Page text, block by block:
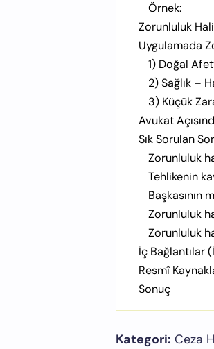
Örnek:
Zorunluluk
Uygulamada
1) Doğal
2) Sağlık –
3) Küçük
Avukat
Sık Sorulan
Zorunluluk
Tehlikenin
Başkasının
Zorunluluk
Zorunluluk
İç Bağlantılar
Resmî
Sonuç
Kategori: Ceza